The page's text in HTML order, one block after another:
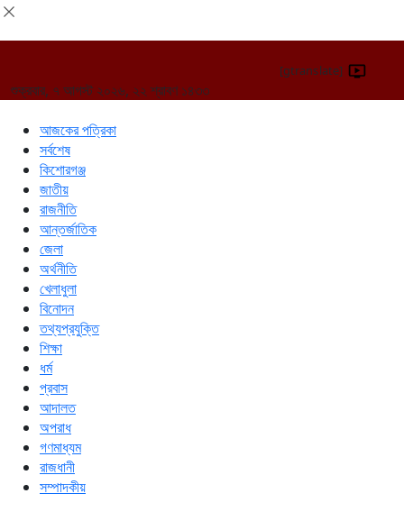
[gtranslate]
শুক্রবার, ৭ আগস্ট ২০২৬, ২২ শ্রাবণ ১৪৩৩
আজকের পত্রিকা
সর্বশেষ
কিশোরগঞ্জ
জাতীয়
রাজনীতি
আন্তর্জাতিক
জেলা
অর্থনীতি
খেলাধুলা
বিনোদন
তথ্যপ্রযুক্তি
শিক্ষা
ধর্ম
প্রবাস
আদালত
অপরাধ
গণমাধ্যম
রাজধানী
সম্পাদকীয়